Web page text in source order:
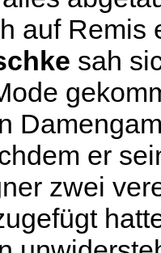
auf Remis
sah
er
zwei